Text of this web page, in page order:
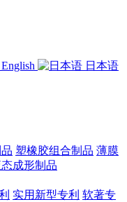
English 日本语
塑橡胶组合制品 薄膜
成形制品
实用新型专利 软著专